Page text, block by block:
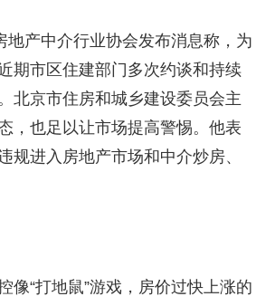
地产中介行业协会发布消息称，为
期市区住建部门多次约谈和持续
北京市住房和城乡建设委员会主
，也足以让市场提高警惕。他表
规进入房地产市场和中介炒房、
像“打地鼠”游戏，房价过快上涨的